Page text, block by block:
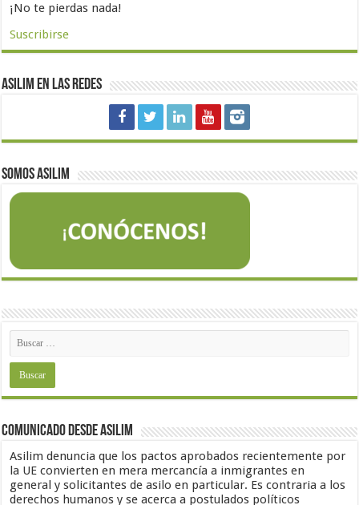
¡No te pierdas nada!
Suscribirse
Asilim en las redes
Somos Asilim
Comunicado desde Asilim
Asilim denuncia que los pactos aprobados recientemente por
la UE convierten en mera mercancía a inmigrantes en
general y solicitantes de asilo en particular. Es contraria a los
derechos humanos y se acerca a postulados políticos